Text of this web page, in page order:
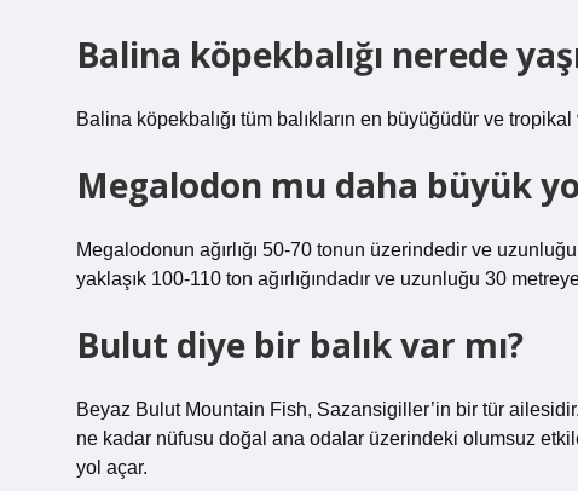
Balina köpekbalığı nerede
Balina köpekbalığı tüm balıkların en büyüğüdür ve
Megalodon mu daha büyük
Megalodonun ağırlığı 50-70 tonun üzerindedir ve
yaklaşık 100-110 ton ağırlığındadır ve uzunluğu 30
Bulut diye bir balık var mı?
Beyaz Bulut Mountain Fish, Sazansigiller’in bir tür
ne kadar nüfusu doğal ana odalar üzerindeki olumsuz
yol açar.